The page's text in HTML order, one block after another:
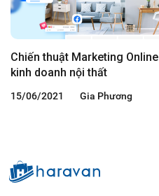
Chiến thuật Marketing
kinh doanh nội thất
15/06/2021 Gia Phương